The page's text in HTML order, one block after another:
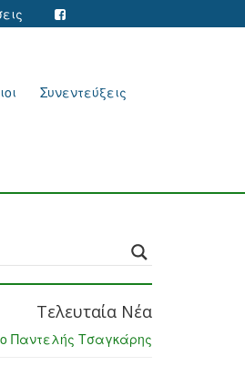
Συνεντεύξεις
Τελευταία Νέα
Παντελής Τσαγκάρης